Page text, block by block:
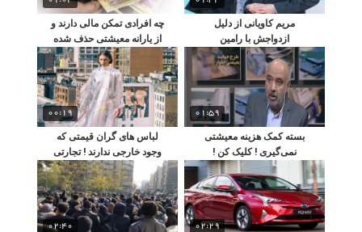
مریم کاویانی از دلیل
ازدواجش با رامین
مهمان‌پرست گفت
چه افرادی تمکن مالی دارند و
از یارانه معیشتی حذف شده
اند ؟
01:59
بسته کمک‌ هزینه معیشتی
نمی‌گیری ! کلیک کن !
00:19
لباس‌ های گران قیمتی که
وجود خارجی ندارند ! تجارتی
بزرگ در آینده ایی نزدیک
02:29
02:40